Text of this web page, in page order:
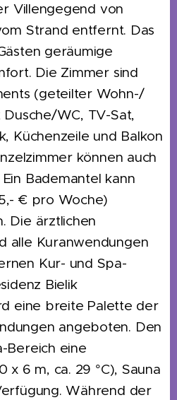
Villengegend von
Strand entfernt. Das
geräumige
Die Zimmer sind
(geteilter Wohn-/
WC, TV-Sat,
Küchenzeile und Balkon
können auch
Bademantel kann
€ pro Woche)
Die ärztlichen
alle Kuranwendungen
Kur- und Spa-
Bielik
eine breite Palette der
angeboten. Den
Bereich eine
x 6 m, ca. 29 °C), Sauna
Während der